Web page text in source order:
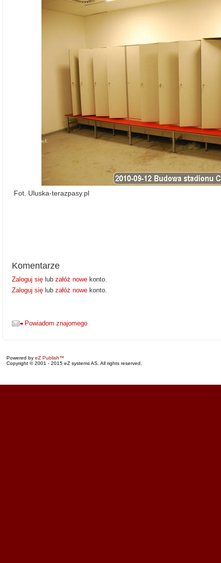
Fot. Uluska-terazpasy.pl
Komentarze
Zaloguj się lub załóż nowe konto.
Zaloguj się lub załóż nowe konto.
Powiadom znajomego
Powered by eZ Publish™
Copyright © 2001 - 2015 eZ systems AS. All rights reserved.